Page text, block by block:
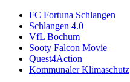
FC Fortuna Schlangen
Schlangen 4.0
VfL Bochum
Sooty Falcon Movie
Quest4Action
Kommunaler Klimaschutz